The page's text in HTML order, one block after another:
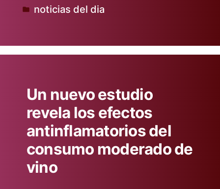
porPublicado
noticias del dia
Un nuevo estudio
revela los efectos
antinflamatorios del
consumo moderado de
vino